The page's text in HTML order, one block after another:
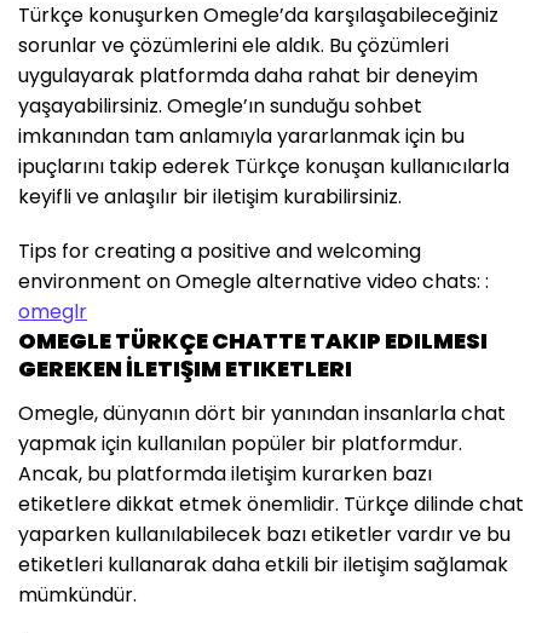
Türkçe konuşurken Omegle’da karşılaşabileceğiniz
sorunlar ve çözümlerini ele aldık. Bu çözümleri
uygulayarak platformda daha rahat bir deneyim
yaşayabilirsiniz. Omegle’ın sunduğu sohbet
imkanından tam anlamıyla yararlanmak için bu
ipuçlarını takip ederek Türkçe konuşan kullanıcılarla
keyifli ve anlaşılır bir iletişim kurabilirsiniz.
Tips for creating a positive and welcoming
environment on Omegle alternative video chats: :
omeglr
OMEGLE TÜRKÇE CHATTE TAKIP EDILMESI
GEREKEN İLETIŞIM ETIKETLERI
Omegle, dünyanın dört bir yanından insanlarla chat
yapmak için kullanılan popüler bir platformdur.
Ancak, bu platformda iletişim kurarken bazı
etiketlere dikkat etmek önemlidir. Türkçe dilinde chat
yaparken kullanılabilecek bazı etiketler vardır ve bu
etiketleri kullanarak daha etkili bir iletişim sağlamak
mümkündür.